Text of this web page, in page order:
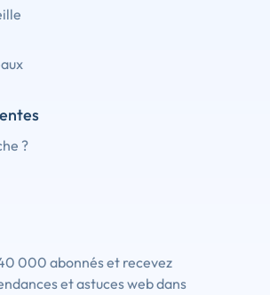
?
000 abonnés et recevez
et astuces web dans